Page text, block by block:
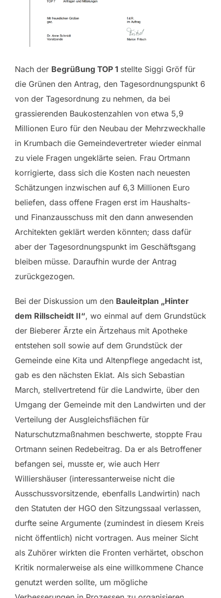
Nach der Begrüßung TOP 1 stellte Siggi Gröf für
die Grünen den Antrag, den Tagesordnungspunkt 6
von der Tagesordnung zu nehmen, da bei
grassierenden Baukostenzahlen von etwa 5,9
Millionen Euro für den Neubau der Mehrzweckhalle
in Krumbach die Gemeindevertreter wieder einmal
zu viele Fragen ungeklärte seien. Frau Ortmann
korrigierte, dass sich die Kosten nach neuesten
Schätzungen inzwischen auf 6,3 Millionen Euro
beliefen, dass offene Fragen erst im Haushalts-
und Finanzausschuss mit den dann anwesenden
Architekten geklärt werden könnten; dass dafür
aber der Tagesordnungspunkt im Geschäftsgang
bleiben müsse. Daraufhin wurde der Antrag
zurückgezogen.
Bei der Diskussion um den Bauleitplan „Hinter
dem Rillscheidt II“, wo einmal auf dem Grundstück
der Bieberer Ärzte ein Ärtzehaus mit Apotheke
entstehen soll sowie auf dem Grundstück der
Gemeinde eine Kita und Altenpflege angedacht ist,
gab es den nächsten Eklat. Als sich Sebastian
March, stellvertretend für die Landwirte, über den
Umgang der Gemeinde mit den Landwirten und der
Verteilung der Ausgleichsflächen für
Naturschutzmaßnahmen beschwerte, stoppte Frau
Ortmann seinen Redebeitrag. Da er als Betroffener
befangen sei, musste er, wie auch Herr
Williershäuser (interessanterweise nicht die
Ausschussvorsitzende, ebenfalls Landwirtin) nach
den Statuten der HGO den Sitzungssaal verlassen,
durfte seine Argumente (zumindest in diesem Kreis
nicht öffentlich) nicht vortragen. Aus meiner Sicht
als Zuhörer wirkten die Fronten verhärtet, obschon
Kritik normalerweise als eine willkommene Chance
genutzt werden sollte, um mögliche